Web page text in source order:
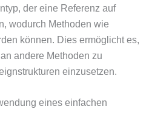
der eine Referenz auf
wodurch Methoden wie
können. Dies ermöglicht es,
andere Methoden zu
einzusetzen.
eines einfachen